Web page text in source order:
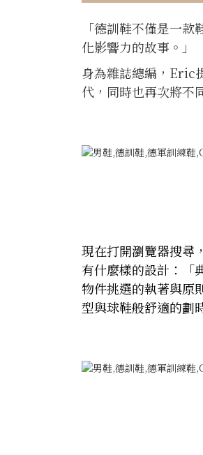
「德訓鞋不僅是一
化影響力的故事。」
身為雜誌總編，Eric
代，同時也再次將不
現在打開瀏覽器搜尋
有什麼樣的設計：「
物件挑選的執著與原
型與球鞋般舒適的劃